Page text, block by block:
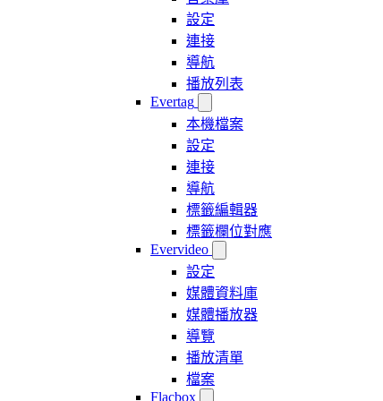
設定
連接
導航
播放列表
Evertag
本機檔案
設定
連接
導航
標籤編輯器
標籤欄位對應
Evervideo
設定
媒體資料庫
媒體播放器
導覽
播放清單
檔案
Flacbox